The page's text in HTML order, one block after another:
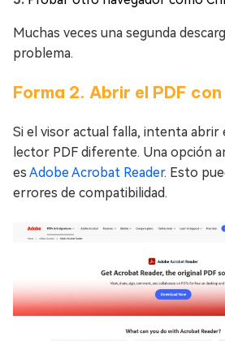
Muchas veces una segunda
problema.
Forma 2. Abrir el PDF
Si el visor actual falla, intenta
lector PDF diferente. Una opción
es Adobe Acrobat Reader. Esto
errores de compatibilidad.